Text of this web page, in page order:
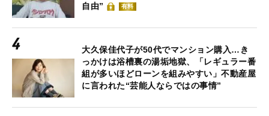
自由”
有料
大久保佳代子が50代でマンション購入…き
っかけは浴槽裏の湯垢地獄、「レギュラー番
組が多いほどローンを組みやすい」不動産屋
に言われた“芸能人ならではの事情”